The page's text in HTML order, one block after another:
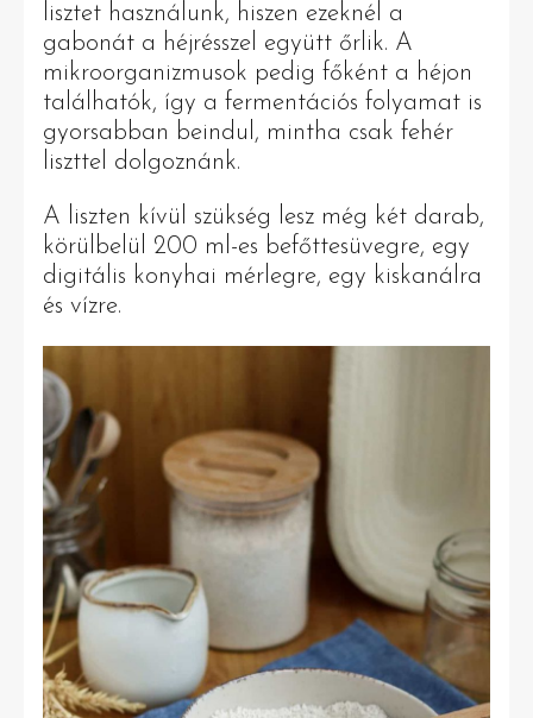
lisztet használunk, hiszen ezeknél a
gabonát a héjrésszel együtt őrlik. A
mikroorganizmusok pedig főként a héjon
találhatók, így a fermentációs folyamat is
gyorsabban beindul, mintha csak fehér
liszttel dolgoznánk.
A liszten kívül szükség lesz még két darab,
körülbelül 200 ml-es befőttesüvegre, egy
digitális konyhai mérlegre, egy kiskanálra
és vízre.